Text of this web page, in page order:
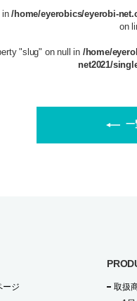
in/home/eyerobics/eyerobi-
on
"slug" on null in /home/
net2021/
一
ージ
取扱